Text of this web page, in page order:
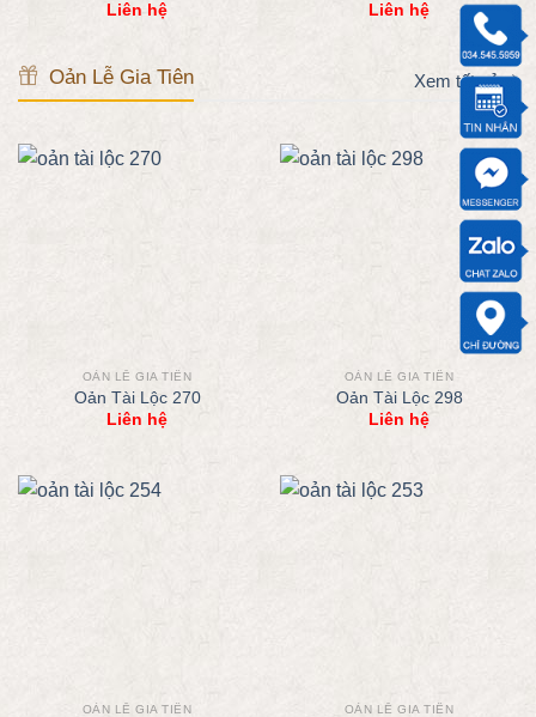
Liên hệ Liên hệ
Oản Lễ Gia Tiên Xem tất cả
OẢN LỄ GIA TIÊN
Oản Tài Lộc 270
Liên hệ
OẢN LỄ GIA TIÊN
Oản Tài Lộc 298
Liên hệ
OẢN LỄ GIA TIÊN OẢN LỄ GIA TIÊN